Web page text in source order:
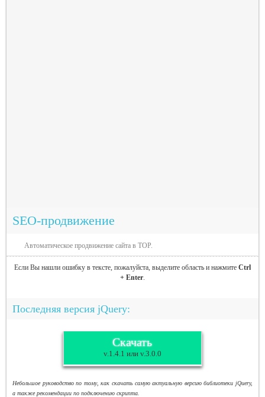
SEO-продвижение
Автоматическое продвижение сайта в TOP.
Если Вы нашли ошибку в тексте, пожалуйста, выделите область и нажмите Ctrl
+ Enter
Последняя версия jQuery:
Скачать
v.1.4.1 или v.3.0.0
Небольшое руководство по тому, как скачать самую актуальную версию библиотеки jQuery,
а также рекомендации по подключению скрипта.